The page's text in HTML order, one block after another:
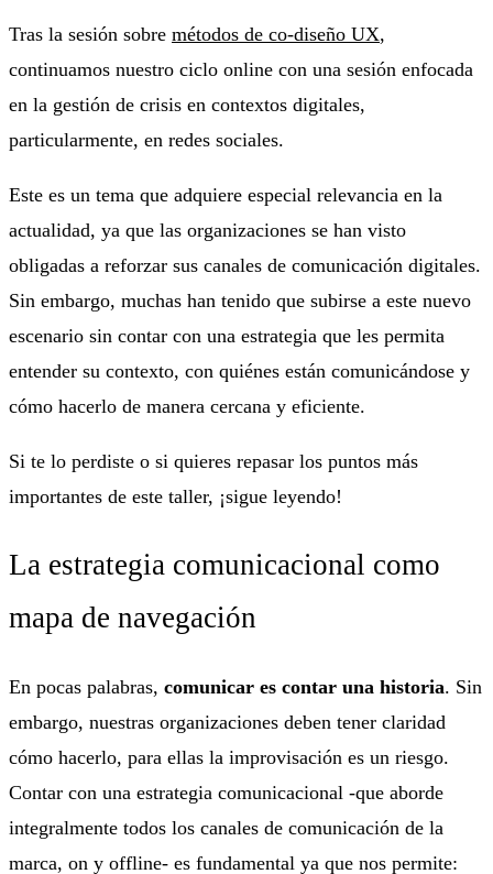
Tras la sesión sobre métodos de co-diseño UX,
continuamos nuestro ciclo online con una sesión enfocada
en la gestión de crisis en contextos digitales,
particularmente, en redes sociales.
Este es un tema que adquiere especial relevancia en la
actualidad, ya que las organizaciones se han visto
obligadas a reforzar sus canales de comunicación digitales.
Sin embargo, muchas han tenido que subirse a este nuevo
escenario sin contar con una estrategia que les permita
entender su contexto, con quiénes están comunicándose y
cómo hacerlo de manera cercana y eficiente.
Si te lo perdiste o si quieres repasar los puntos más
importantes de este taller, ¡sigue leyendo!
La estrategia comunicacional como
mapa de navegación
En pocas palabras, comunicar es contar una historia. Sin
embargo, nuestras organizaciones deben tener claridad
cómo hacerlo, para ellas la improvisación es un riesgo.
Contar con una estrategia comunicacional -que aborde
integralmente todos los canales de comunicación de la
marca, on y offline- es fundamental ya que nos permite: